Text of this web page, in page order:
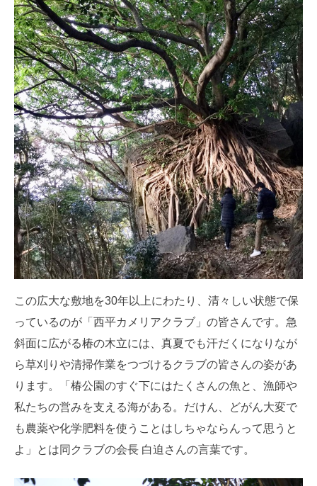
この広大な敷地を30年以上にわたり、清々しい状態で保
っているのが「西平カメリアクラブ」の皆さんです。急
斜面に広がる椿の木立には、真夏でも汗だくになりなが
ら草刈りや清掃作業をつづけるクラブの皆さんの姿があ
ります。「椿公園のすぐ下にはたくさんの魚と、漁師や
私たちの営みを支える海がある。だけん、どがん大変で
も農薬や化学肥料を使うことはしちゃならんって思うと
よ」とは同クラブの会長 白迫さんの言葉です。